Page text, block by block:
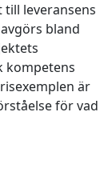
till leveransens
bland
kompetens
är
för vad